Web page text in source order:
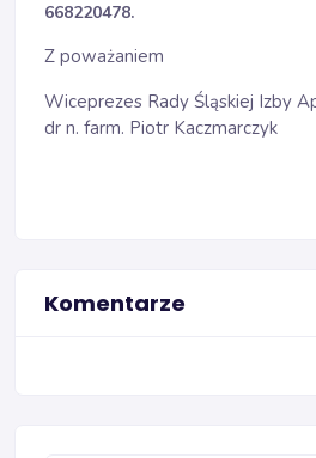
668220478.
Z poważaniem
Wiceprezes Rady Śląskiej Izby
dr n. farm. Piotr Kaczmarczyk
Komentarze